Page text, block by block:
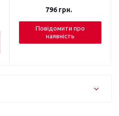
796грн.
Повідомити про
наявність